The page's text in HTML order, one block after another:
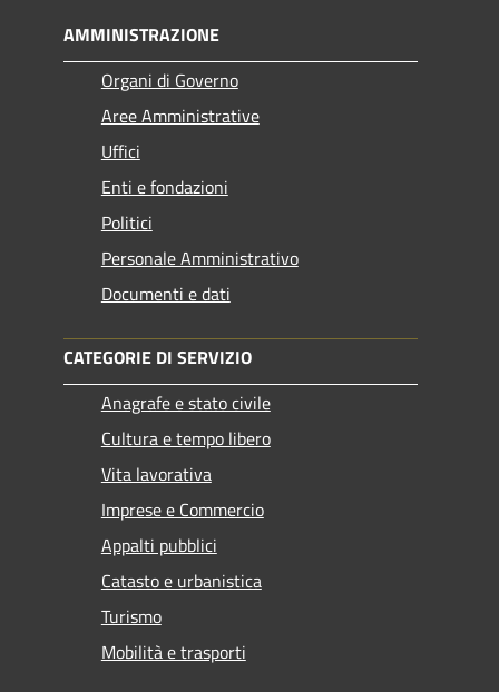
AMMINISTRAZIONE
Organi di Governo
Aree Amministrative
Uffici
Enti e fondazioni
Politici
Personale Amministrativo
Documenti e dati
CATEGORIE DI SERVIZIO
Anagrafe e stato civile
Cultura e tempo libero
Vita lavorativa
Imprese e Commercio
Appalti pubblici
Catasto e urbanistica
Turismo
Mobilità e trasporti